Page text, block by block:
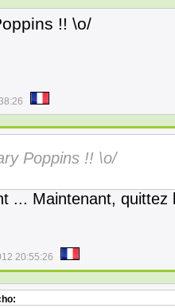
!! \o/
Poppins !! \o/
... Maintenant,
20:55:26